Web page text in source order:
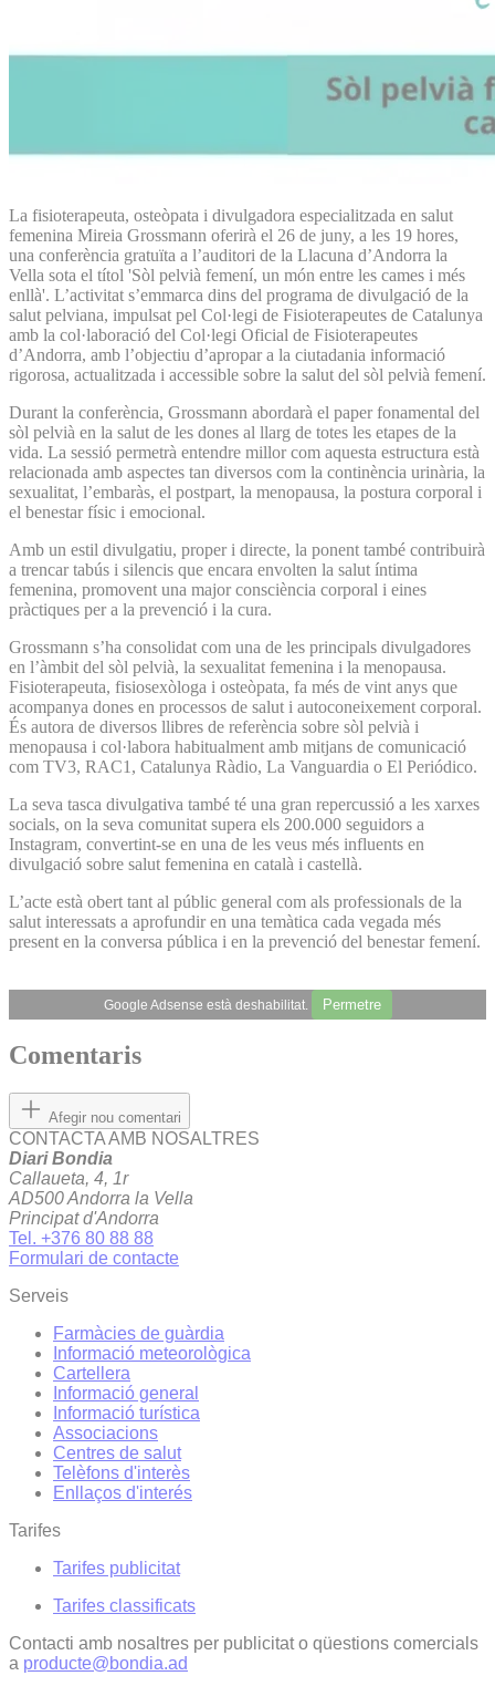
La fisioterapeuta, osteòpata i divulgadora especialitzada en salut
femenina Mireia Grossmann oferirà el 26 de juny, a les 19 hores,
una conferència gratuïta a l’auditori de la Llacuna d’Andorra la
Vella sota el títol 'Sòl pelvià femení, un món entre les cames i més
enllà'. L’activitat s’emmarca dins del programa de divulgació de la
salut pelviana, impulsat pel Col·legi de Fisioterapeutes de Catalunya
amb la col·laboració del Col·legi Oficial de Fisioterapeutes
d’Andorra, amb l’objectiu d’apropar a la ciutadania informació
rigorosa, actualitzada i accessible sobre la salut del sòl pelvià femení.
Durant la conferència, Grossmann abordarà el paper fonamental del
sòl pelvià en la salut de les dones al llarg de totes les etapes de la
vida. La sessió permetrà entendre millor com aquesta estructura està
relacionada amb aspectes tan diversos com la continència urinària, la
sexualitat, l’embaràs, el postpart, la menopausa, la postura corporal i
el benestar físic i emocional.
Amb un estil divulgatiu, proper i directe, la ponent també contribuirà
a trencar tabús i silencis que encara envolten la salut íntima
femenina, promovent una major consciència corporal i eines
pràctiques per a la prevenció i la cura.
Grossmann s’ha consolidat com una de les principals divulgadores
en l’àmbit del sòl pelvià, la sexualitat femenina i la menopausa.
Fisioterapeuta, fisiosexòloga i osteòpata, fa més de vint anys que
acompanya dones en processos de salut i autoconeixement corporal.
És autora de diversos llibres de referència sobre sòl pelvià i
menopausa i col·labora habitualment amb mitjans de comunicació
com TV3, RAC1, Catalunya Ràdio, La Vanguardia o El Periódico.
La seva tasca divulgativa també té una gran repercussió a les xarxes
socials, on la seva comunitat supera els 200.000 seguidors a
Instagram, convertint-se en una de les veus més influents en
divulgació sobre salut femenina en català i castellà.
L’acte està obert tant al públic general com als professionals de la
salut interessats a aprofundir en una temàtica cada vegada més
present en la conversa pública i en la prevenció del benestar femení.
Google Adsense està deshabilitat. Permetre
Comentaris
Afegir nou comentari
CONTACTA AMB NOSALTRES
Diari Bondia
Callaueta, 4, 1r
AD500 Andorra la Vella
Principat d'Andorra
Tel. +376 80 88 88
Formulari de contacte
Serveis
Farmàcies de guàrdia
Informació meteorològica
Cartellera
Informació general
Informació turística
Associacions
Centres de salut
Telèfons d'interès
Enllaços d'interés
Tarifes
Tarifes publicitat
Tarifes classificats
Contacti amb nosaltres per publicitat o qüestions comercials
a producte@bondia.ad